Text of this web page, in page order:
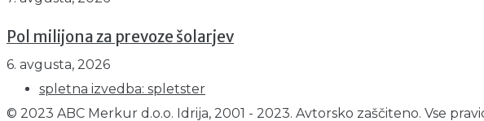
Pol milijona za prevoze šolarjev
6. avgusta, 2026
spletna izvedba: spletster
© 2023 ABC Merkur d.o.o. Idrija, 2001 - 2023. Avtorsko zaščiteno. Vse